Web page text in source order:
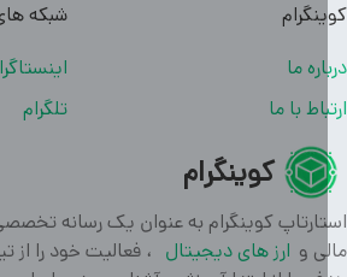
کوینگرام
کوینگرام به عنوان یک رسانه تخصصی
و ارز های دیجیتال
ما
با ما
شبکه های
اینستاگرام
تلگرام